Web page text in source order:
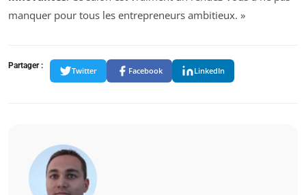
manquer pour tous les entrepreneurs ambitieux. »
Partager :
Twitter Facebook LinkedIn